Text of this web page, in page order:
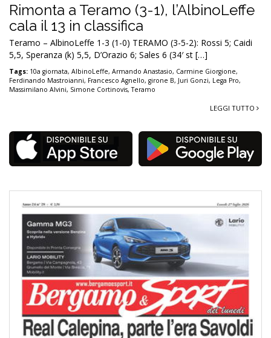
Rimonta a Teramo (3-1), l’AlbinoLeffe
cala il 13 in classifica
Teramo – AlbinoLeffe 1-3 (1-0) TERAMO (3-5-2): Rossi 5; Caidi
5,5, Speranza (k) 5,5, D’Orazio 6; Sales 6 (34′ st […]
Tags: 10a giornata, AlbinoLeffe, Armando Anastasio, Carmine Giorgione,
Ferdinando Mastroianni, Francesco Agnello, girone B, Juri Gonzi, Lega Pro,
Massimilano Alvini, Simone Cortinovis,Teramo
LEGGI TUTTO